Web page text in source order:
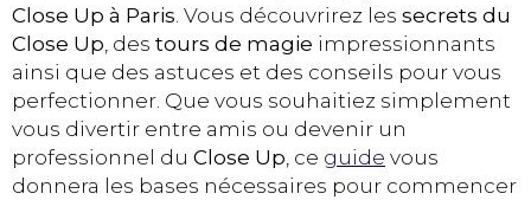
Close Up à Paris. Vous découvrirez les secrets du
Close Up, des tours de magie impressionnants
ainsi que des astuces et des conseils pour vous
perfectionner. Que vous souhaitiez simplement
vous divertir entre amis ou devenir un
professionnel du Close Up, ce guide vous
donnera les bases nécessaires pour commencer